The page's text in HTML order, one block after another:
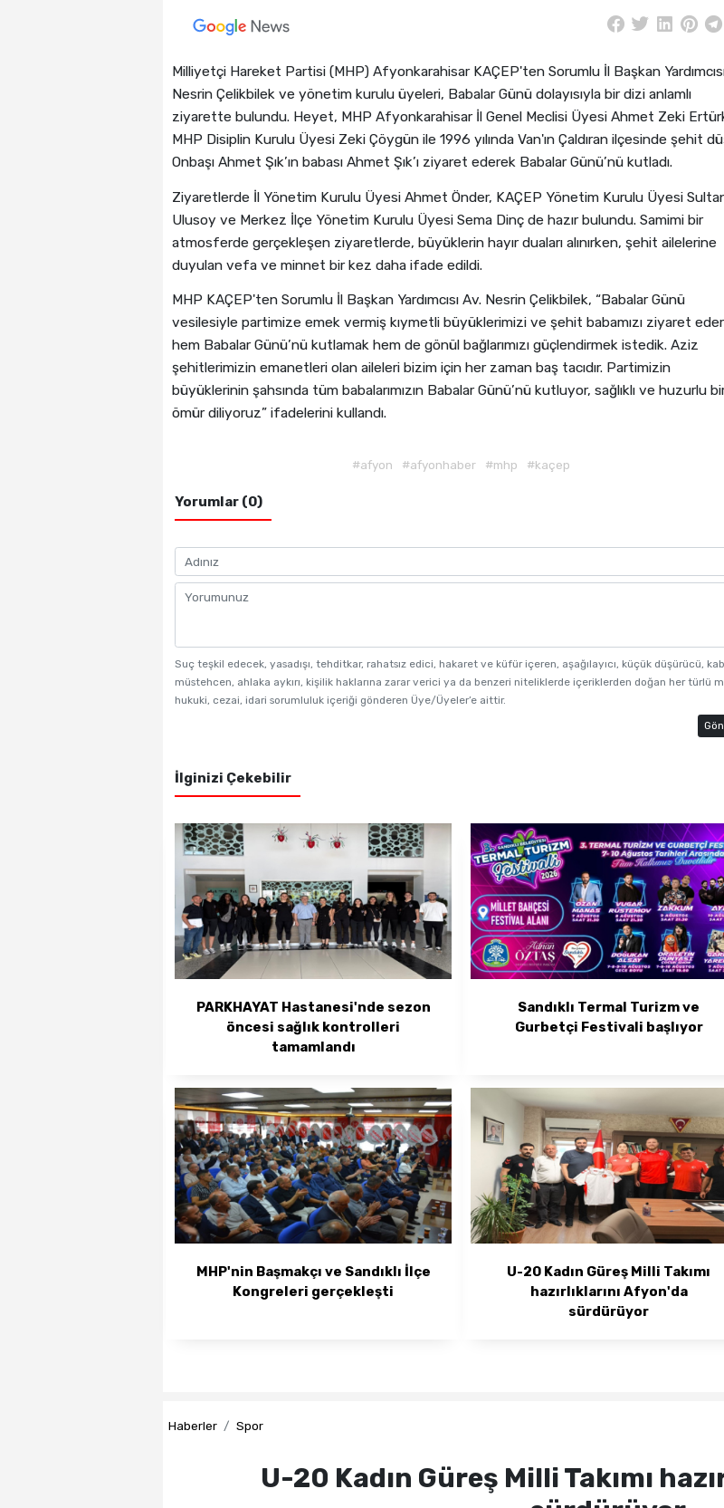
Milliyetçi Hareket Partisi (MHP) Afyonkarahisar KAÇEP'ten Sorumlu İl Başkan
Nesrin Çelikbilek ve yönetim kurulu üyeleri, Babalar Günü dolayısıyla bir dizi anlamlı
ziyarette bulundu. Heyet, MHP Afyonkarahisar İl Genel Meclisi Üyesi Ahmet Zeki
MHP Disiplin Kurulu Üyesi Zeki Çöygün ile 1996 yılında Van'ın Çaldıran ilçesinde şehit
Onbaşı Ahmet Şık’ın babası Ahmet Şık’ı ziyaret ederek Babalar Günü’nü kutladı.
Ziyaretlerde İl Yönetim Kurulu Üyesi Ahmet Önder, KAÇEP Yönetim Kurulu Üyesi
Ulusoy ve Merkez İlçe Yönetim Kurulu Üyesi Sema Dinç de hazır bulundu. Samimi bir
atmosferde gerçekleşen ziyaretlerde, büyüklerin hayır duaları alınırken, şehit ailelerine
duyulan vefa ve minnet bir kez daha ifade edildi.
MHP KAÇEP'ten Sorumlu İl Başkan Yardımcısı Av. Nesrin Çelikbilek, “Babalar Günü
vesilesiyle partimize emek vermiş kıymetli büyüklerimizi ve şehit babamızı ziyaret
hem Babalar Günü’nü kutlamak hem de gönül bağlarımızı güçlendirmek istedik. Aziz
şehitlerimizin emanetleri olan aileleri bizim için her zaman baş tacıdır. Partimizin
büyüklerinin şahsında tüm babalarımızın Babalar Günü’nü kutluyor, sağlıklı ve huzurlu
ömür diliyoruz” ifadelerini kullandı.
#afyon #afyonhaber #mhp #kaçep
Yorumlar (0)
Suç teşkil edecek, yasadışı, tehditkar, rahatsız edici, hakaret ve küfür içeren, aşağılayıcı, küçük düşürücü,
müstehcen, ahlaka aykırı, kişilik haklarına zarar verici ya da benzeri niteliklerde içeriklerden doğan her türlü
hukuki, cezai, idari sorumluluk içeriği gönderen Üye/Üyeler’e aittir.
İlginizi Çekebilir
PARKHAYAT Hastanesi'nde sezon
öncesi sağlık kontrolleri
tamamlandı
Sandıklı Termal Turizm ve
Gurbetçi Festivali başlıyor
MHP'nin Başmakçı ve Sandıklı İlçe
Kongreleri gerçekleşti
U-20 Kadın Güreş Milli Takımı
hazırlıklarını Afyon'da
sürdürüyor
Haberler Spor
U-20 Kadın Güreş Milli Takımı